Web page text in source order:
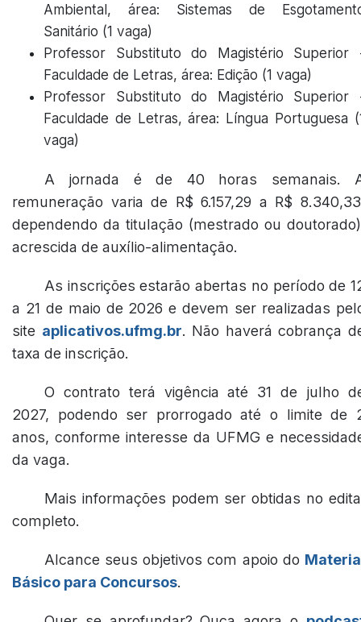
Ambiental, área: Sistemas de
Sanitário (1 vaga)
Professor Substituto do Magistério Superior
Faculdade de Letras, área: Edição (1 vaga)
Professor Substituto do Magistério Superior
Faculdade de Letras, área: Língua Portuguesa
vaga)
A jornada é de 40 horas semanais.
remuneração varia de R$ 6.157,29 a R$
dependendo da titulação (mestrado ou
acrescida de auxílio-alimentação.
As inscrições estarão abertas no período de
a 21 de maio de 2026 e devem ser realizadas
site aplicativos.ufmg.br. Não haverá cobrança
taxa de inscrição.
O contrato terá vigência até 31 de julho
2027, podendo ser prorrogado até o limite de
anos, conforme interesse da UFMG e
da vaga.
Mais informações podem ser obtidas no
completo.
Alcance seus objetivos com apoio do
Básico para Concursos.